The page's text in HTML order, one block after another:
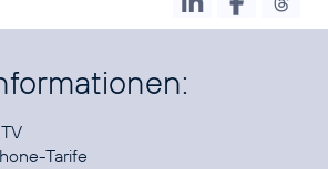
TV
Tarife